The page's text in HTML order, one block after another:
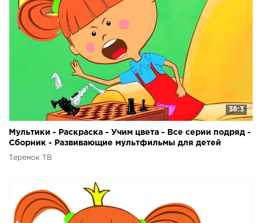
38:3
Мультики - Раскраска - Учим цвета - Все серии подряд -
Сборник - Развивающие мультфильмы для детей
Теремок ТВ